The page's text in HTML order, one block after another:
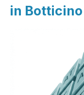
in Botticino